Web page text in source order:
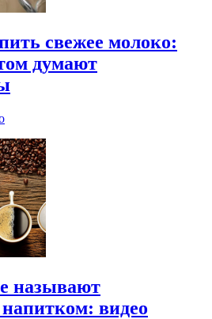
свежее молоко:
думают
называют
видео